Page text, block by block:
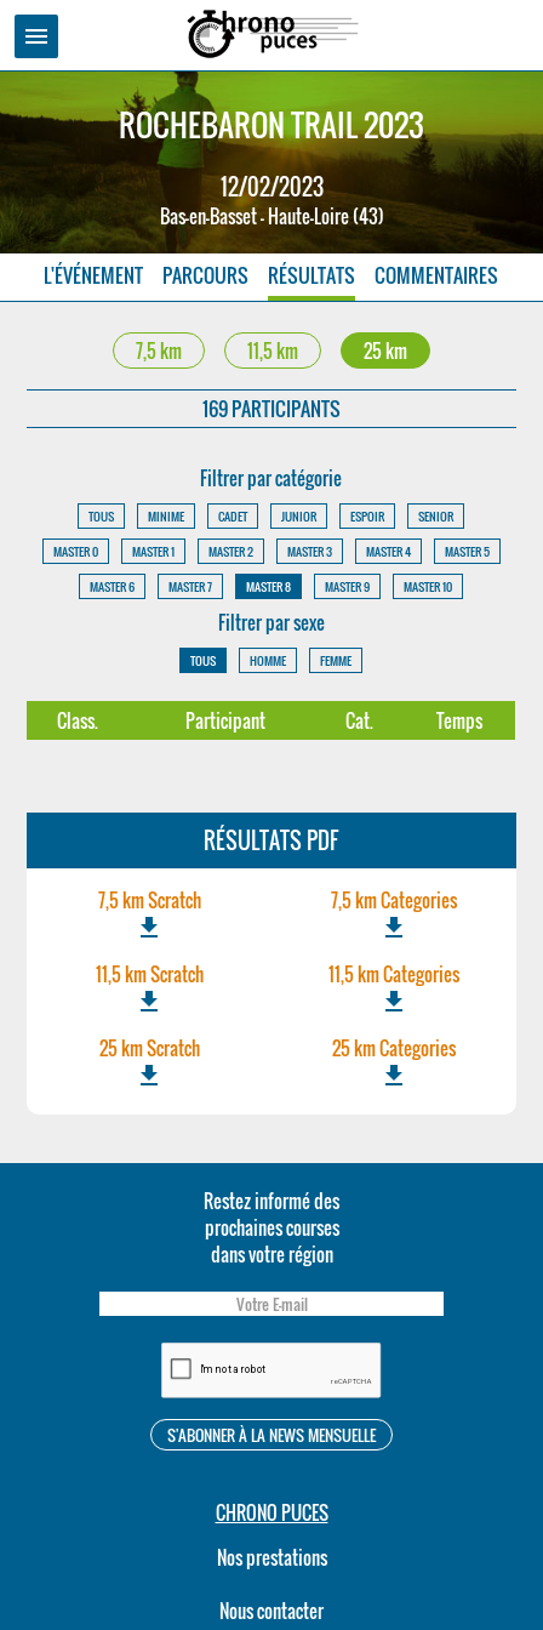
menu
ROCHEBARON TRAIL 2023
12/02/2023
Bas-en-Basset - Haute-Loire (43)
L'ÉVÉNEMENT PARCOURS RÉSULTATS COMMENTAIRES
7,5 km 11,5 km 25 km
169 PARTICIPANTS
Filtrer par catégorie
TOUS MINIME CADET JUNIOR ESPOIR
SENIOR
MASTER 0
MASTER 1 MASTER 2 MASTER 3 MASTER 4
MASTER 5
MASTER 6
MASTER 7 MASTER 8 MASTER 9 MASTER 10
Filtrer par sexe
TOUS HOMME FEMME
Class. Participant Cat. Temps
RÉSULTATS PDF
7,5 km Scratch
file_download
7,5 km Categories
file_download
11,5 km Scratch
file_download
11,5 km Categories
file_download
25 km Scratch
file_download
25 km Categories
file_download
Restez informé des
prochaines courses
dans votre région
CHRONO PUCES
Nos prestations
Nous contacter